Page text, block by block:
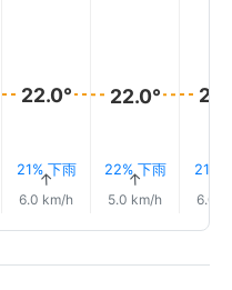
22.0°
21% 下雨
↑
6.0 km/h
22.0°
22% 下雨
↑
5.0 km/h
21%
6.0